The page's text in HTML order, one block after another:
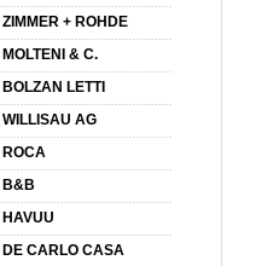
ZIMMER + ROHDE
MOLTENI & C.
BOLZAN LETTI
WILLISAU AG
ROCA
B&B
HAVUU
DE CARLO CASA